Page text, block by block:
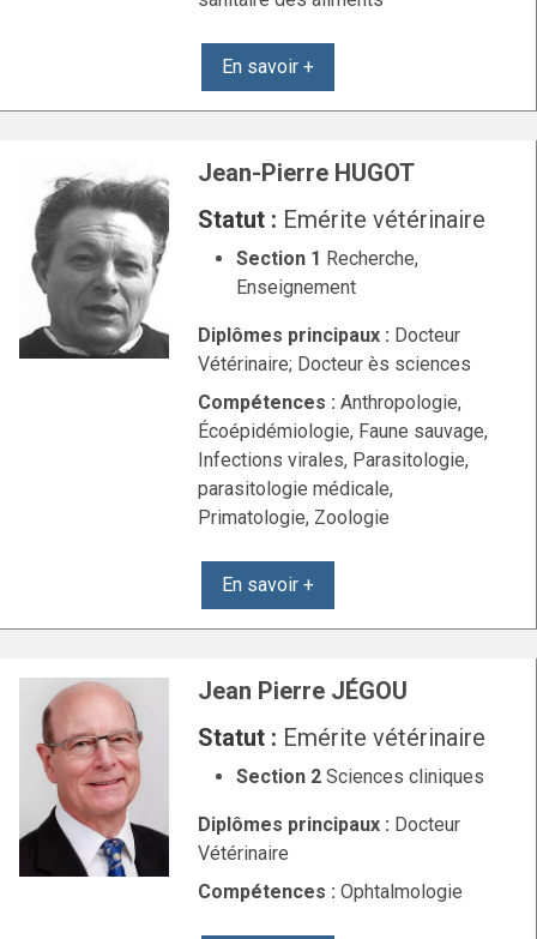
En savoir +
Jean-Pierre HUGOT
Statut : Emérite vétérinaire
Section 1 Recherche,
Enseignement
Diplômes principaux : Docteur
Vétérinaire; Docteur ès sciences
Compétences :
Écoépidémiologie, Faune sauvage,
Infections virales, Parasitologie,
parasitologie médicale,
Primatologie, Zoologie
En savoir +
Jean Pierre JÉGOU
Statut : Emérite vétérinaire
Section 2Sciences cliniques
Diplômes principaux : Docteur
Vétérinaire
Compétences : Ophtalmologie